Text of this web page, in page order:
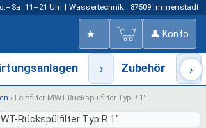
11–21 Uhr | Wassertechnik · 87509 Immenstadt
★ 👤 Konto
› Zubehör ››
› Feinfilter MWT-Rückspülfilter Typ R 1"